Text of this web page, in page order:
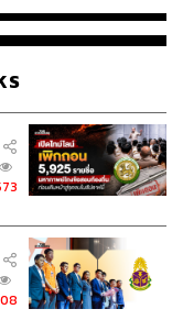
ะยะยาว และคำนึง
industry-news/gen
nation/2024/1
77363820007/